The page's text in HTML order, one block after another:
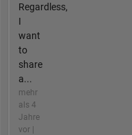
Regardless,
I
want
to
share
a...
mehr
als 4
Jahre
vor |